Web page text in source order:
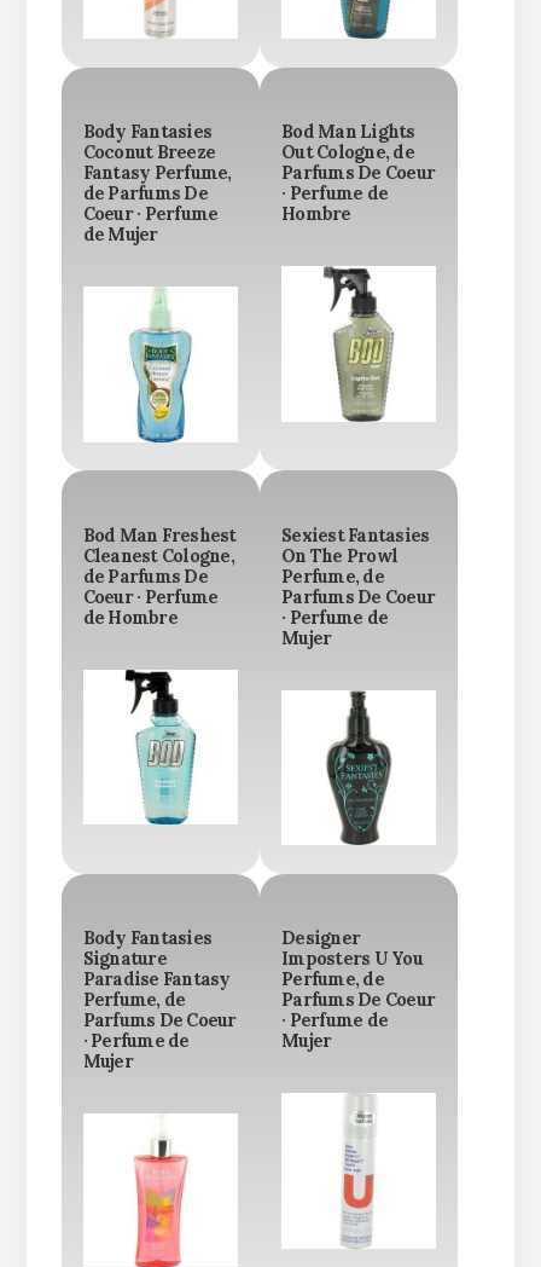
Body Fantasies
Coconut Breeze
Fantasy Perfume,
de Parfums De
Coeur · Perfume
de Mujer
Bod Man Lights
Out Cologne, de
Parfums De Coeur
· Perfume de
Hombre
Bod Man Freshest
Cleanest Cologne,
de Parfums De
Coeur · Perfume
de Hombre
Sexiest Fantasies
On The Prowl
Perfume, de
Parfums De Coeur
· Perfume de
Mujer
Body Fantasies
Signature
Paradise Fantasy
Perfume, de
Parfums De Coeur
· Perfume de
Mujer
Designer
Imposters U You
Perfume, de
Parfums De Coeur
· Perfume de
Mujer